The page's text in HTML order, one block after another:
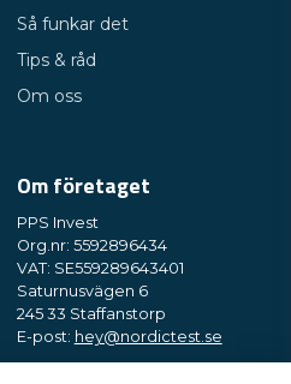
Så funkar det
Tips & råd
Om oss
Om företaget
PPS Invest
Org.nr: 5592896434
VAT: SE559289643401
Saturnusvägen 6
245 33 Staffanstorp
E-post: hey@nordictest.se